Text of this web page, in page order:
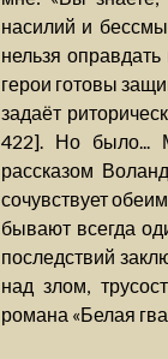
насилий и
нельзя
герои готовы
задаёт
422]. Но было...
рассказом
сочувствует
бывают всегда
последствий
над злом,
романа «Белая